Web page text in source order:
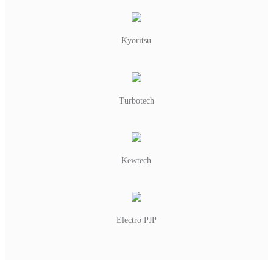
Kyoritsu
Turbotech
Kewtech
Electro PJP